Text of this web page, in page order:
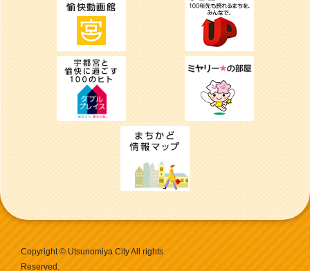
Copyright © Utsunomiya City All rights
Reserved.